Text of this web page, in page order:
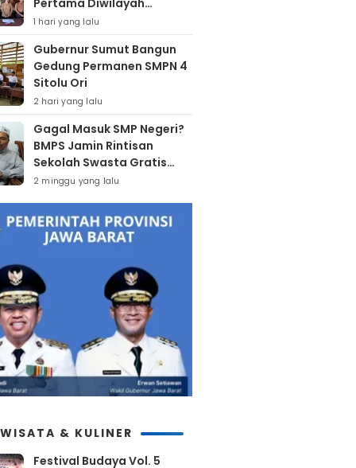
Kepulauan Nias
1 hari yang lalu
Gubernur Sumut Bangun
Gedung Permanen SMPN 4
Sitolu Ori
2 hari yang lalu
Gagal Masuk SMP Negeri?
BMPS Jamin Rintisan
Sekolah Swasta Gratis
Untuk Masyarakat Kota
2 minggu yang lalu
& KULINER
Festival Budaya Vol. 5